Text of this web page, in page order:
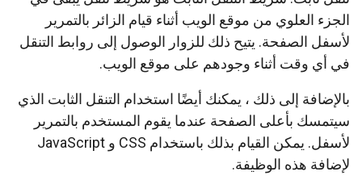
الجزء العلوي من موقع الويب أثناء قيام الزائر بالتمرير
لأسفل الصفحة. يتيح ذلك للزوار الوصول إلى روابط التنقل
في أي وقت أثناء وجودهم على موقع الويب.
بالإضافة إلى ذلك ، يمكنك أيضًا استخدام التنقل الثابت الذي
سيتمسك بأعلى الصفحة عندما يقوم المستخدم بالتمرير
لأسفل. يمكن القيام بذلك باستخدام CSS و JavaScript
لإضافة هذه الوظيفة.